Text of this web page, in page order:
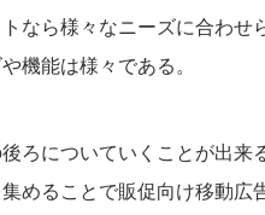
なら様々なニーズに合わ
機能は様々である。
ろについていくことが出来
めることで販促向け移動広